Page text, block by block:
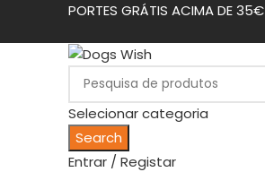
PORTES GRÁTIS ACIMA DE 35€
Selecionar categoria
Search
Entrar / Registar